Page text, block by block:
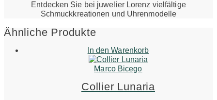
Entdecken Sie bei juwelier Lorenz vielfältige
Schmuckkreationen und Uhrenmodelle
Ähnliche Produkte
In den Warenkorb
Marco Bicego
Collier Lunaria